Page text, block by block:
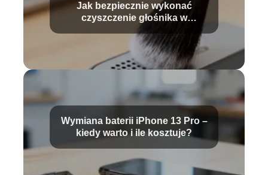
Jak bezpiecznie wykonać
czyszczenie głośnika w
telefonie?
Wymiana baterii iPhone 13 Pro –
kiedy warto i ile kosztuje?